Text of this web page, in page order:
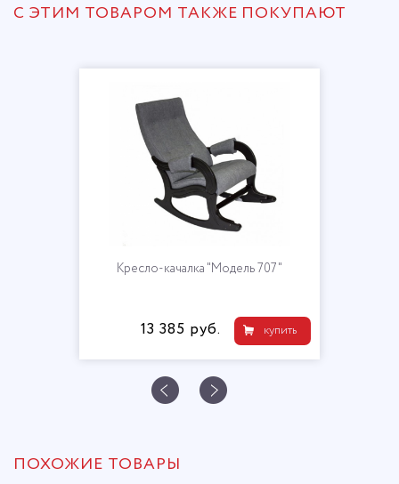
С ЭТИМ ТОВАРОМ ТАКЖЕ ПОКУПАЮТ
21 800 руб.
ПОХОЖИЕ ТОВАРЫ